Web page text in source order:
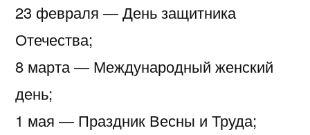
23 февраля — День защитника
Отечества;
8 марта — Международный женский
день;
1 мая — Праздник Весны и Труда;